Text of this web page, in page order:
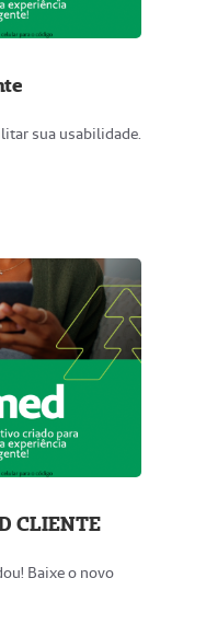
sua usabilidade.
CLIENTE
Baixe o novo